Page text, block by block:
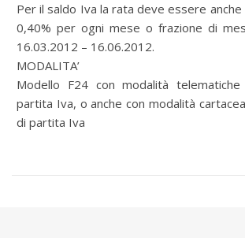
Per il saldo Iva la rata deve essere
0,40% per ogni mese o frazione di
16.03.2012 – 16.06.2012.
MODALITA’
Modello F24 con modalità
partita Iva, o anche con modalità
di partita Iva